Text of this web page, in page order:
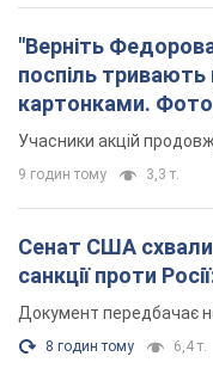
8 годин тому 6,4 т.